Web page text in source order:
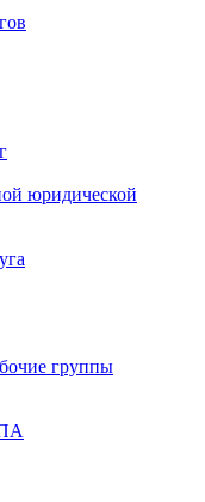
юридической
группы